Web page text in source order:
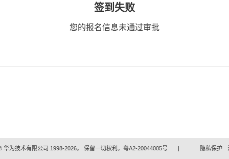
签到失败
您的报名信息未通过审批
华为技术有限公司 1998-2026。 保留一切权利。粤A2-20044005号 | 隐私保护